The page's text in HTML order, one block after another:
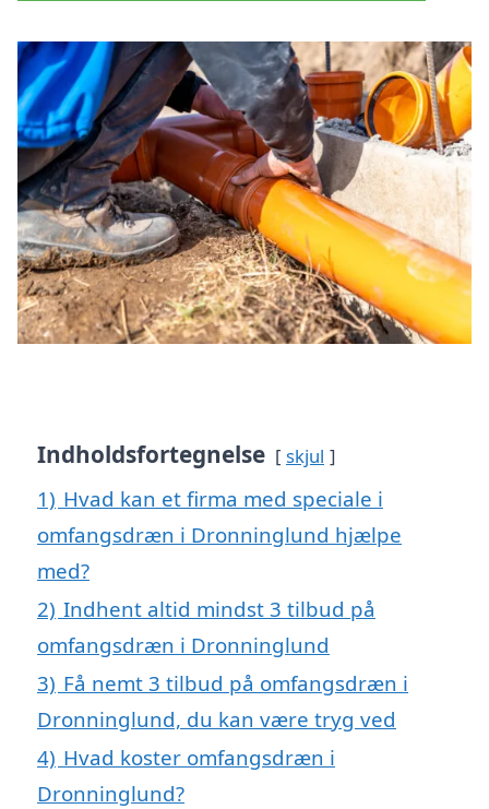
Indholdsfortegnelse skjul
1) Hvad kan et firma med speciale i
omfangsdræn i Dronninglund hjælpe
med?
2) Indhent altid mindst 3 tilbud på
omfangsdræn i Dronninglund
3) Få nemt 3 tilbud på omfangsdræn i
Dronninglund, du kan være tryg ved
4) Hvad koster omfangsdræn i
Dronninglund?